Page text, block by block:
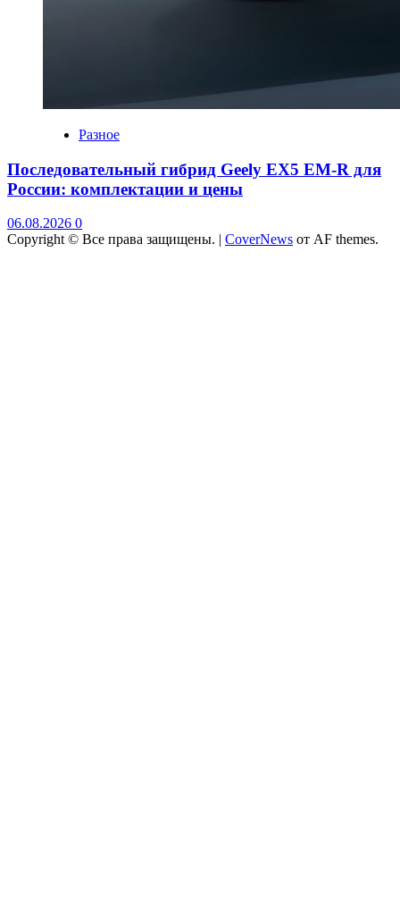
Разное
Последовательный гибрид Geely EX5 EM-R для
России: комплектации и цены
06.08.2026 0
Copyright © Все права защищены. | CoverNews от AF themes.